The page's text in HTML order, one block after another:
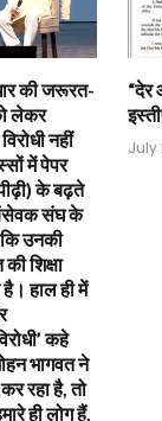
की जरूरत-
लेकर
नहीं
में पेपर
के बढ़ते
संघ के
उनकी
शिक्षा
हाल ही में
कहे
भागवत ने
रहा है, तो
ही लोग हैं,
“देर
July